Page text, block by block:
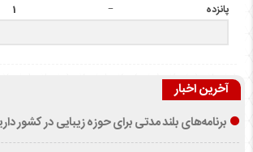
پانزده − 1 =
آخرین اخبار
برنامه‌های بلند مدتی برای حوزه زیبایی در کشور